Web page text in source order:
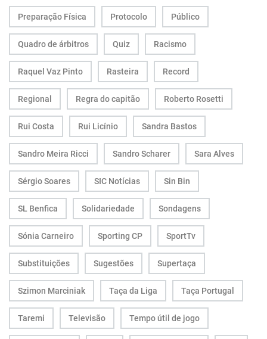
Preparação Física Protocolo Público
Quadro de árbitros Quiz Racismo
Raquel Vaz Pinto Rasteira Record
Regional Regra do capitão Roberto Rosetti
Rui Costa Rui Licínio Sandra Bastos
Sandro Meira Ricci Sandro Scharer Sara Alves
Sérgio Soares SIC Notícias Sin Bin
SL Benfica Solidariedade Sondagens
Sónia Carneiro Sporting CP SportTv
Substituições Sugestões Supertaça
Szimon Marciniak Taça da Liga Taça Portugal
Taremi Televisão Tempo útil de jogo